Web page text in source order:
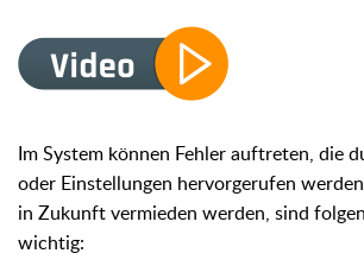
Im System können Fehler auftreten, die
oder Einstellungen hervorgerufen
in Zukunft vermieden werden, sind
wichtig: